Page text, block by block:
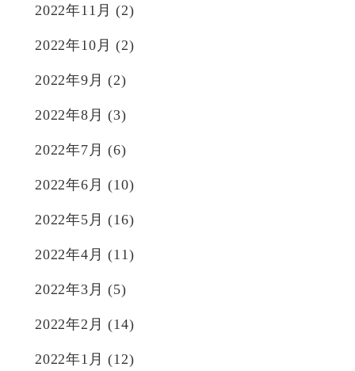
2022年11月 (2)
2022年10月 (2)
2022年9月 (2)
2022年8月 (3)
2022年7月 (6)
2022年6月 (10)
2022年5月 (16)
2022年4月 (11)
2022年3月 (5)
2022年2月 (14)
2022年1月 (12)